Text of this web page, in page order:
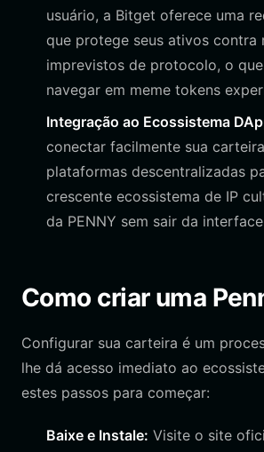
usuário, a Bitget oferece uma
que protege seus ativos contra
imprevistos de protocolo, o
navegar em meme tokens
Integração ao Ecossistema
conectar facilmente sua
plataformas descentralizadas
crescente ecossistema de IP
da PENNY sem sair da
Como criar uma
Configurar sua carteira é um
lhe dá acesso imediato ao
estes passos para começar:
Baixe e Instale: Visite o site